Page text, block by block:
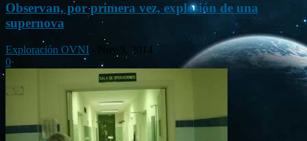
Observan, por primera vez, explosión de una
supernova
Exploración OVNI
Nov 5, 2014
0